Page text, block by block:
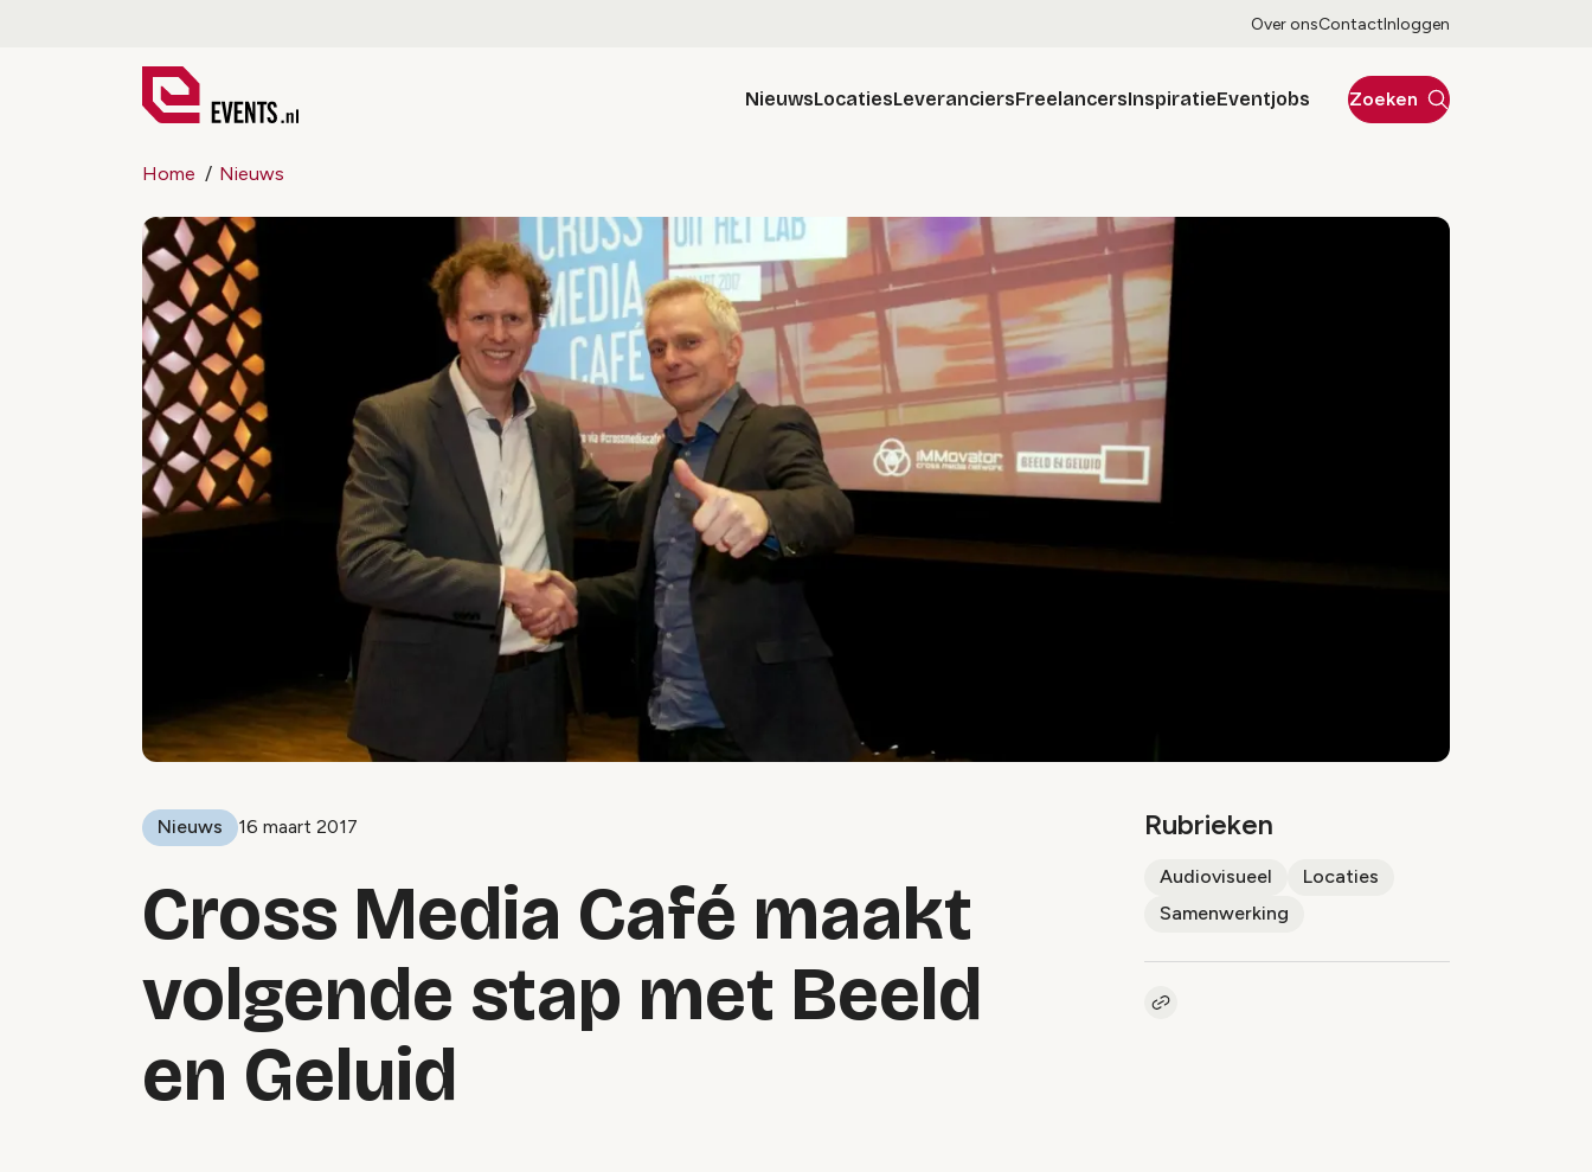
Over onsContactInloggen
NieuwsLocatiesLeveranciersFreelancersInspiratieEventjobs Zoeken
Home Nieuws
Nieuws 16 maart 2017
Cross Media Café maakt
volgende stap met Beeld
en Geluid
Rubrieken
Audiovisueel
Locaties
Samenwerking
Kopieer link naar artikel